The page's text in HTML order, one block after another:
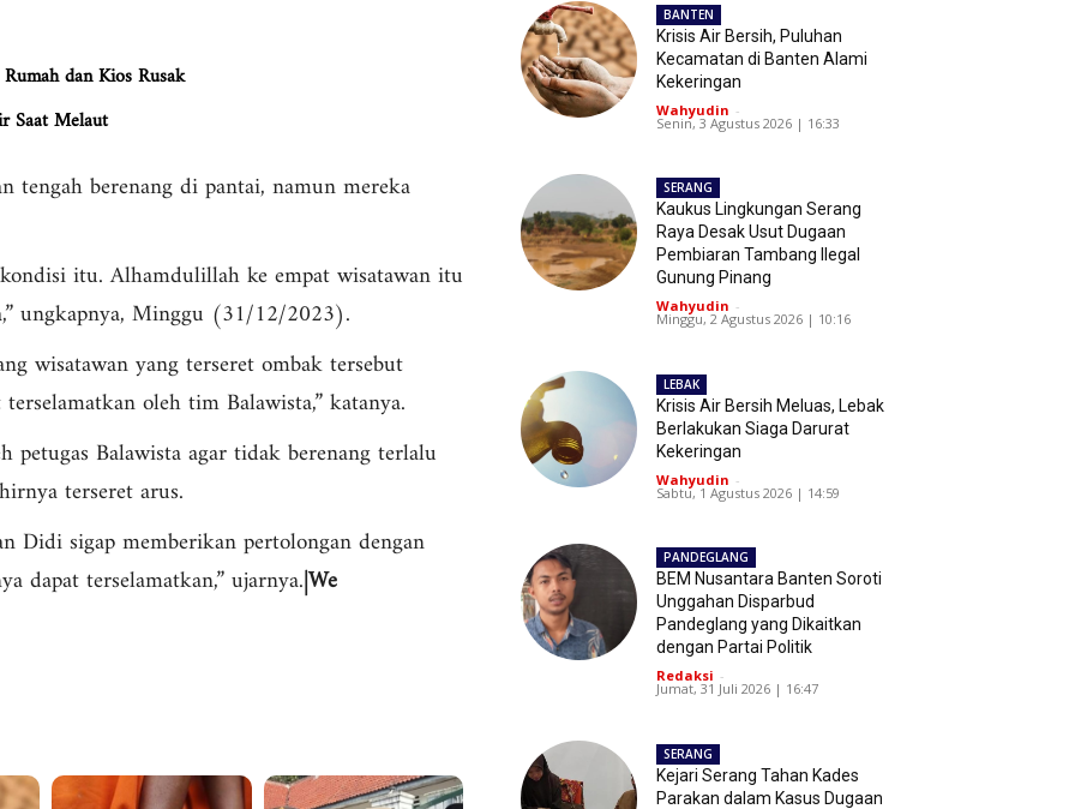
dan Kios Rusak
Saat Melaut
tengah berenang di pantai, namun mereka
itu. Alhamdulillah ke empat wisatawan itu
ungkapnya, Minggu (31/12/2023).
wisatawan yang terseret ombak tersebut
oleh tim Balawista,” katanya.
Balawista agar tidak berenang terlalu
terseret arus.
Didi sigap memberikan pertolongan dengan
dapat terselamatkan,” ujarnya.|We
BANTEN
Krisis Air Bersih, Puluhan
Kecamatan di Banten Alami
Kekeringan
Wahyudin -
Senin, 3 Agustus 2026 | 16:33
SERANG
Kaukus Lingkungan Serang
Raya Desak Usut Dugaan
Pembiaran Tambang Ilegal
Gunung Pinang
Wahyudin -
Minggu, 2 Agustus 2026 | 10:16
LEBAK
Krisis Air Bersih Meluas, Lebak
Berlakukan Siaga Darurat
Kekeringan
Wahyudin -
Sabtu, 1 Agustus 2026 | 14:59
PANDEGLANG
BEM Nusantara Banten Soroti
Unggahan Disparbud
Pandeglang yang Dikaitkan
dengan Partai Politik
Redaksi -
Jumat, 31 Juli 2026 | 16:47
SERANG
Kejari Serang Tahan Kades
Parakan dalam Kasus Dugaan